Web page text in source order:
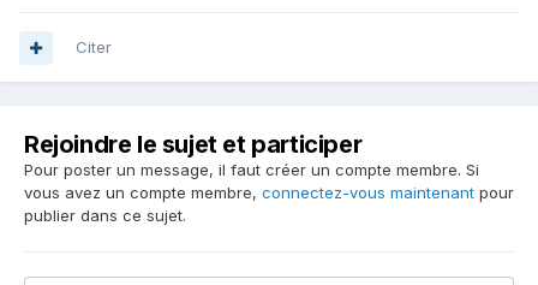
Citer
Rejoindre le sujet et participer
Pour poster un message, il faut créer un compte membre. Si
vous avez un compte membre, connectez-vous maintenant pour
publier dans ce sujet.